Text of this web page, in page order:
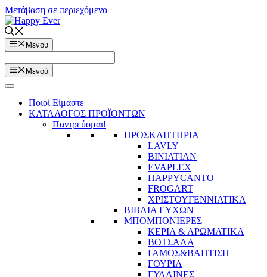
Μετάβαση σε περιεχόμενο
Μενού
Μενού
Ποιοί Είμαστε
ΚΑΤΑΛΟΓΟΣ ΠΡΟΪΟΝΤΩΝ
Παντρεύομαι!
ΠΡΟΣΚΛΗΤΗΡΙΑ
LAVLY
BINIATIAN
EVAPLEX
HAPPYCANTO
FROGART
ΧΡΙΣΤΟΥΓΕΝΝΙΑΤΙΚΑ
ΒΙΒΛΙΑ ΕΥΧΩΝ
ΜΠΟΜΠΟΝΙΕΡΕΣ
ΚΕΡΙΑ & ΑΡΩΜΑΤΙΚΑ
ΒΟΤΣΑΛΑ
ΓΑΜΟΣ&ΒΑΠΤΙΣΗ
ΓΟΥΡΙΑ
ΓΥΑΛΙΝΕΣ